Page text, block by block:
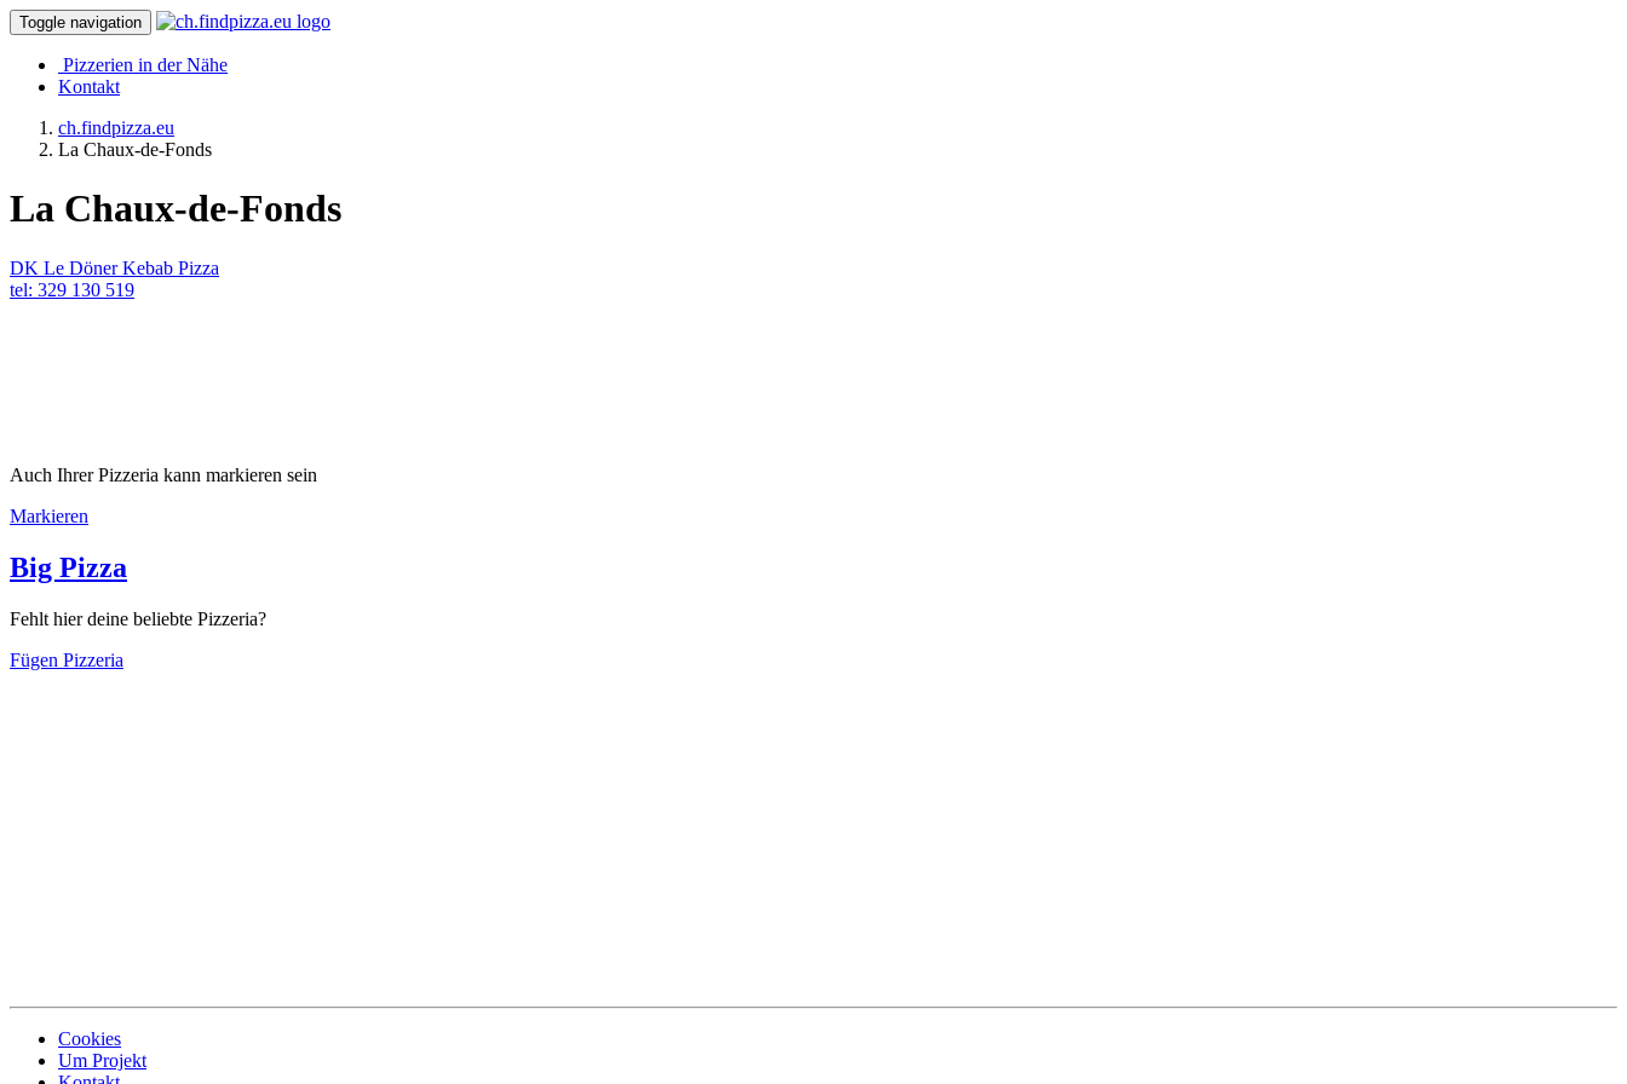
Toggle navigation
Pizzerien in der Nähe
Kontakt
ch.findpizza.eu
La Chaux-de-Fonds
La Chaux-de-Fonds
DK Le Döner Kebab Pizza
tel: 329 130 519
Auch Ihrer Pizzeria kann markieren sein
Markieren
Big Pizza
Fehlt hier deine beliebte Pizzeria?
Fügen Pizzeria
Cookies
Um Projekt